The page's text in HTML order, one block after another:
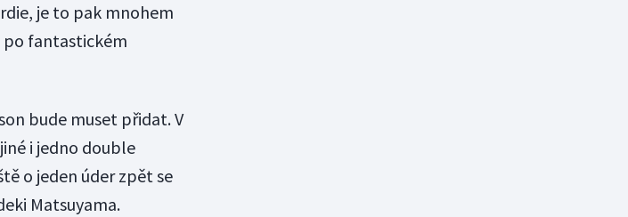
je to pak mnohem
po fantastickém
bude muset přidat. V
i jedno double
o jeden úder zpět se
Matsuyama.